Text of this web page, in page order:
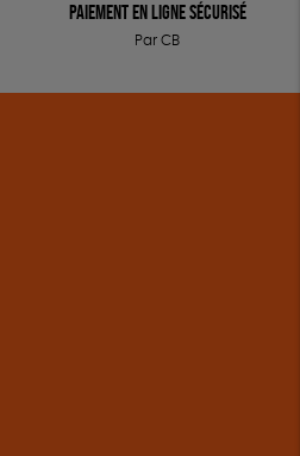
Paiement en ligne sécurisé
Par CB